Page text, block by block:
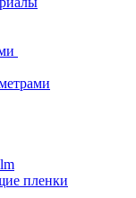
пленки